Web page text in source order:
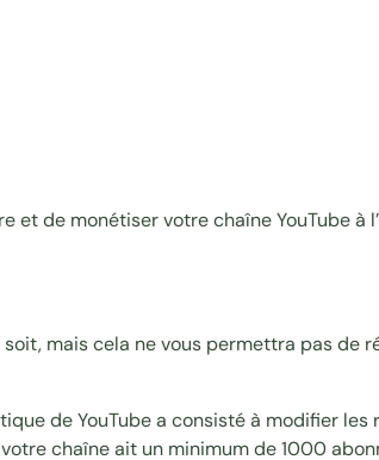
de monétiser votre chaîne YouTube
mais cela ne vous permettra pas de
de YouTube a consisté à modifier
chaîne ait un minimum de 1000